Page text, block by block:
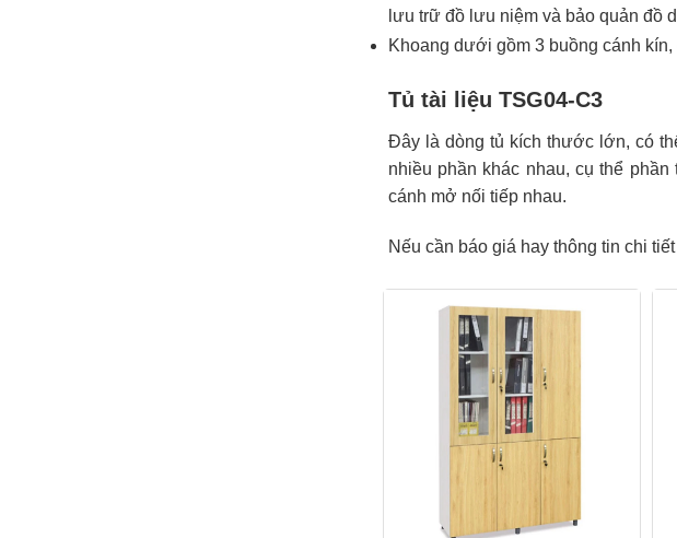
lưu trữ đồ lưu niệm và bảo quản đồ
Khoang dưới gồm 3 buồng cánh
Tủ tài liệu TSG04-C3
Đây là dòng tủ kích thước lớn, có
nhiều phần khác nhau, cụ thể
cánh mở nối tiếp nhau.
Nếu cần báo giá hay thông tin chi